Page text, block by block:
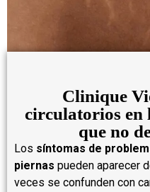
Clinique
circulatorios en
que no
Los síntomas de
piernas pueden aparecer
veces se confunden con